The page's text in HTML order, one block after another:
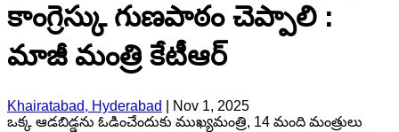
కాంగ్రెస్కు గుణపాఠం చెప్పాలి :
మాజీ మంత్రి కేటీఆర్
Khairatabad, Hyderabad
Nov 1, 2025
ఒక్క ఆడబిడ్డను ఓడించేందుకు ముఖ్యమంత్రి, 14 మంది మంత్రులు